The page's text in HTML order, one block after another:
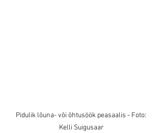
Pidulik lõuna- või õhtusöök peasaalis - Foto:
Kelli Suigusaar